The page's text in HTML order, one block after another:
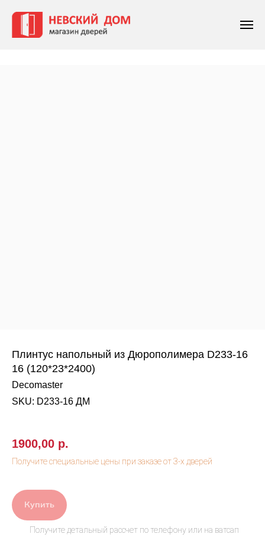
Плинтус напольный из Дюрополимера D233-16
16 (120*23*2400)
Decomaster
SKU: D233-16 ДМ
1900,00 р.
Купить